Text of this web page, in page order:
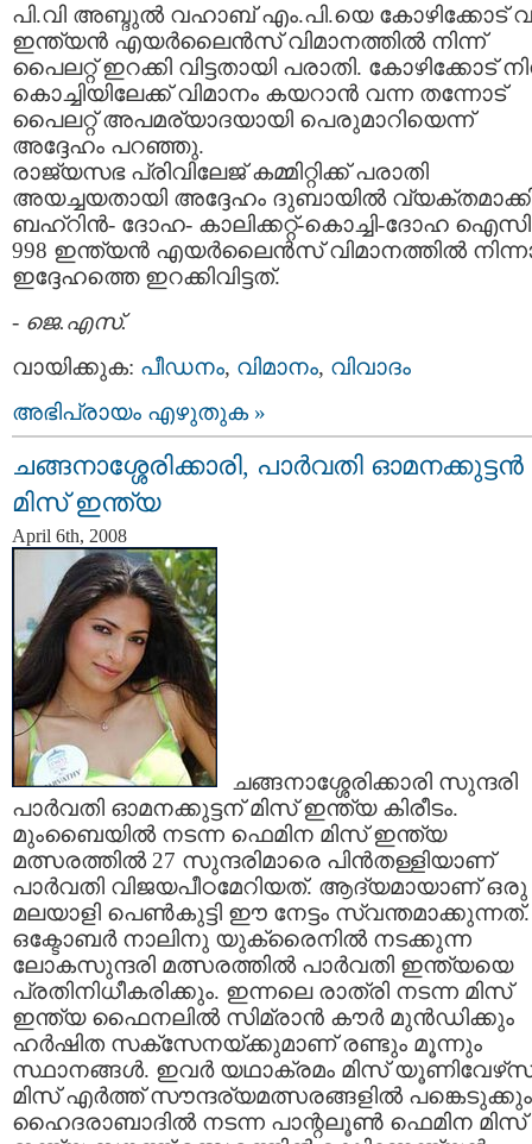
പി.വി അബ്ദുല്‍ വഹാബ് എം.പി.യെ കോഴിക്കോട്
ഇന്ത്യന്‍ എയര്‍ലൈന്‍സ് വിമാനത്തില്‍ നിന്ന്
പൈലറ്റ് ഇറക്കി വിട്ടതായി പരാതി. കോഴിക്കോട്
കൊച്ചിയിലേക്ക് വിമാനം കയറാന്‍ വന്ന തന്നോട്
പൈലറ്റ് അപമര്യാദയായി പെരുമാറിയെന്ന്
അദ്ദേഹം പറഞ്ഞു.
രാജ്യസഭ പ്രിവിലേജ് കമ്മിറ്റിക്ക് പരാതി
അയച്ചയതായി അദ്ദേഹം ദുബായില്‍
ബഹ്റിന്‍- ദോഹ- കാലിക്കറ്റ്-കൊച്ചി-ദോഹ ഐസി
998 ഇന്ത്യന്‍ എയര്‍ലൈന്‍സ് വിമാനത്തില്‍
ഇദ്ദേഹത്തെ ഇറക്കിവിട്ടത്.
- ജെ.എസ്.
വായിക്കുക: പീഡനം, വിമാനം, വിവാദം
അഭിപ്രായം എഴുതുക »
ചങ്ങനാശ്ശേരിക്കാരി, പാര്‍വതി ഓമനക്കുട്ടന്‍
മിസ് ഇന്ത്യ
April 6th, 2008
ചങ്ങനാശ്ശേരിക്കാരി സുന്ദരി
പാര്‍വതി ഓമനക്കുട്ടന്‌ മിസ്‌ ഇന്ത്യ കിരീടം.
മുംബൈയില്‍ നടന്ന ഫെമിന മിസ്‌ ഇന്ത്യ
മത്സരത്തില്‍ 27 സുന്ദരിമാരെ പിന്‍തള്ളിയാണ്‌
പാര്‍വതി വിജയപീഠമേറിയത്‌. ആദ്യമായാണ്‌ ഒരു
മലയാളി പെണ്‍കുട്ടി ഈ നേട്ടം സ്വന്തമാക്കുന്നത്‌.
ഒക്ടോബര്‍ നാലിനു യുക്രൈനില്‍ നടക്കുന്ന
ലോകസുന്ദരി മത്സരത്തില്‍ പാര്‍വതി ഇന്ത്യയെ
പ്രതിനിധീകരിക്കും. ഇന്നലെ രാത്രി നടന്ന മിസ്‌
ഇന്ത്യ ഫൈനലില്‍ സിമ്രാന്‍ കൗര്‍ മുന്‍ഡിക്കും
ഹര്‍ഷിത സക്സേനയ്‌ക്കുമാണ്‌ രണ്ടും മൂന്നും
സ്ഥാനങ്ങള്‍. ഇവര്‍ യഥാക്രമം മിസ്‌
മിസ്‌ എര്‍ത്ത്‌ സൗന്ദര്യമത്സരങ്ങളില്‍
ഹൈദരാബാദില്‍ നടന്ന പാന്റലൂണ്‍ ഫെമിന മിസ്‌